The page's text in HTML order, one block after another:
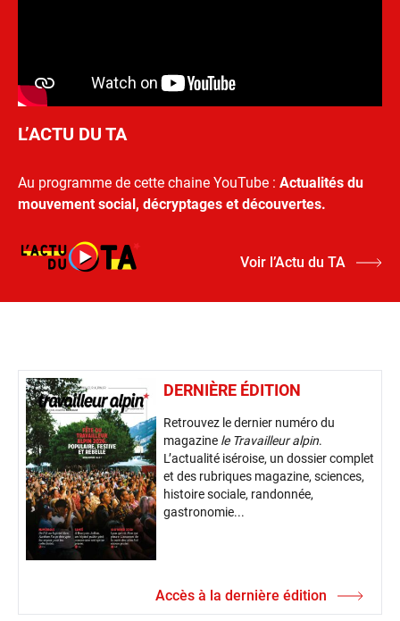
L’ACTU DU TA
Au programme de cette chaine YouTube : Actualités du
mouvement social, décryptages et découvertes.
Voir l’Actu du TA
DERNIÈRE ÉDITION
Retrouvez le dernier numéro du
magazine le Travailleur alpin.
L’actualité iséroise, un dossier complet
et des rubriques magazine, sciences,
histoire sociale, randonnée,
gastronomie...
Accès à la dernière édition